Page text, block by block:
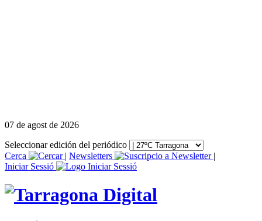
07 de agost de 2026
Seleccionar edición del periódico
Cerca
| Newsletters
|
Iniciar Sessió